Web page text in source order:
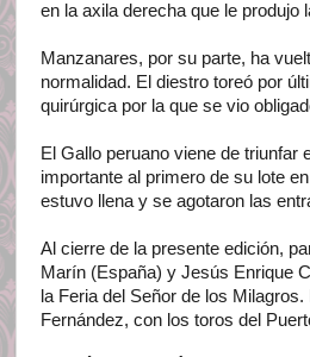
en la axila derecha que le produjo
Manzanares, por su parte, ha
normalidad. El diestro toreó por
quirúrgica por la que se vio
El Gallo peruano viene de
importante al primero de su lote
estuvo llena y se agotaron las
Al cierre de la presente edición,
Marín (España) y Jesús Enrique
la Feria del Señor de los
Fernández, con los toros del